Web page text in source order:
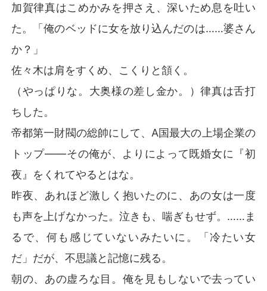
加賀律真はこめかみを押さえ、深いため息を吐い
た。「俺のベッドに女を放り込んだのは……婆さん
か？」
佐々木は肩をすくめ、こくりと頷く。
（やっぱりな。大奥様の差し金か。）律真は舌打
ちした。
帝都第一財閥の総帥にして、A国最大の上場企業の
トップ――その俺が、よりによって既婚女に『初
夜』をくれてやるとはな。
昨夜、あれほど激しく抱いたのに、あの女は一度
も声を上げなかった。泣きも、喘ぎもせず。……ま
るで、何も感じていないみたいに。「冷たい女
だ」だが、不思議と記憶に残る。
朝の、あの虚ろな目。俺を見もしないで去ってい